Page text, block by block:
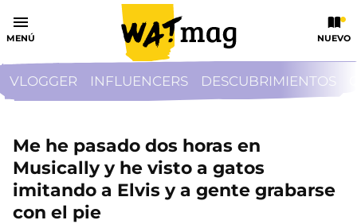
MENÚ NUEVO
VLOGGER INFLUENCERS DESCUBRIMIENTOS
Me he pasado dos horas en
Musically y he visto a gatos
imitando a Elvis y a gente grabarse
con el pie